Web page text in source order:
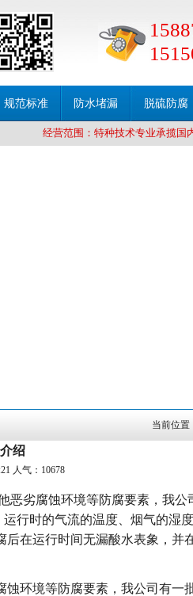
规范标准 防水堵漏 脱硫防腐
经营范围：特种技术专业承揽国
当前位置
绍
人气：10678
恶劣腐蚀环境等防腐要素，我公
行时的气流的温度、烟气的湿
在运行时间无漏酸水表象，并
蚀环境等防腐要素，我公司有一